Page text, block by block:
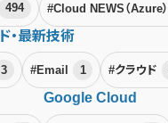
494 #Cloud NEWS（Azure）
・最新技術
3 #Email 1 #クラウド
Google Cloud